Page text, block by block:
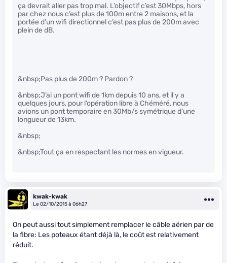
ça devrait aller pas trop mal. L’objectif c’est 30Mbps, hors
par chez nous c’est plus de 100m entre 2 maisons, et la
portée d’un wifi directionnel c’est pas plus de 200m avec
plein de dB.
&nbsp;Pas plus de 200m ? Pardon ?
&nbsp;J’ai un pont wifi de 1km depuis 10 ans, et il y a
quelques jours, pour l’opération libre à Chéméré, nous
avions un pont temporaire en 30Mb/s symétrique d’une
longueur de 13km.
&nbsp;
&nbsp;Tout ça en respectant les normes en vigueur.
kwak-kwak
Le 02/10/2015 à 06h27
On peut aussi tout simplement remplacer le câble aérien par de
la fibre: Les poteaux étant déjà là, le coût est relativement
réduit.